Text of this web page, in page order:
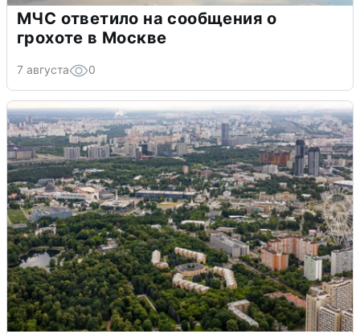
МЧС ответило на сообщения о
грохоте в Москве
7 августа 0